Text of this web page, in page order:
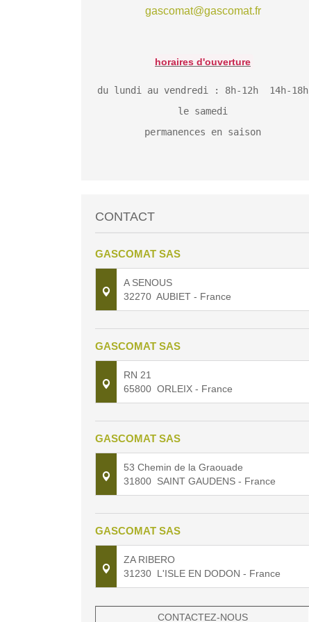
gascomat@gascomat.fr
horaires d'ouverture
du lundi au vendredi : 8h-12h 14h-18h
le samedi
permanences en saison
CONTACT
GASCOMAT SAS
A SENOUS
32270 AUBIET - France
GASCOMAT SAS
RN 21
65800 ORLEIX - France
GASCOMAT SAS
53 Chemin de la Graouade
31800 SAINT GAUDENS - France
GASCOMAT SAS
ZA RIBERO
31230 L'ISLE EN DODON - France
CONTACTEZ-NOUS